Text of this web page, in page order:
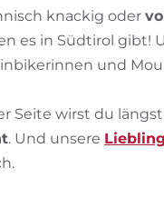
knackig oder
es in Südtirol gibt!
und
Seite wirst du
. Und unsere